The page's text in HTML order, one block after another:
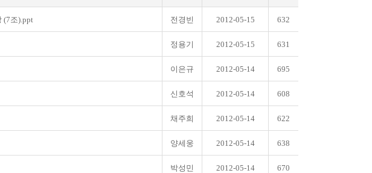
(7조).ppt 전경빈 2012-05-15 632
정용기 2012-05-15 631
이은규 2012-05-14 695
신호석 2012-05-14 608
채주희 2012-05-14 622
양세웅 2012-05-14 638
박성민 2012-05-14 670